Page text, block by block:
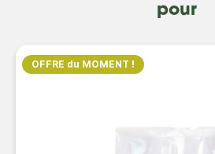
pour
OFFRE du MOMENT !